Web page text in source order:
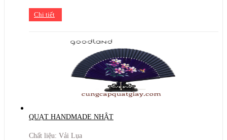
Chi tiết
QUẠT HANDMADE NHẬT
Chất liệu: Vải Lụa